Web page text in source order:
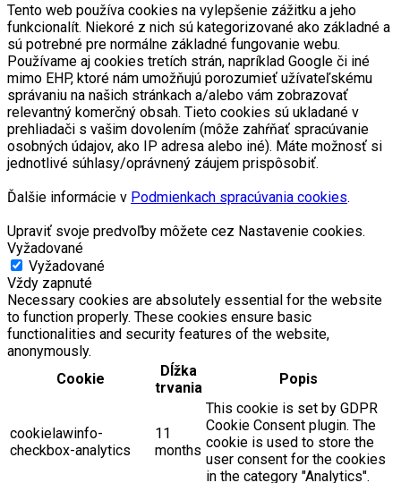
Tento web používa cookies na vylepšenie zážitku a jeho
funkcionalít. Niekoré z nich sú kategorizované ako základné a
sú potrebné pre normálne základné fungovanie webu.
Používame aj cookies tretích strán, napríklad Google či iné
mimo EHP, ktoré nám umožňujú porozumieť užívateľskému
správaniu na našich stránkach a/alebo vám zobrazovať
relevantný komerčný obsah. Tieto cookies sú ukladané v
prehliadači s vašim dovolením (môže zahŕňať spracúvanie
osobných údajov, ako IP adresa alebo iné). Máte možnosť si
jednotlivé súhlasy/oprávnený záujem prispôsobiť.
Ďalšie informácie v Podmienkach spracúvania cookies.
Upraviť svoje predvoľby môžete cez Nastavenie cookies.
Vyžadované
Vyžadované
Vždy zapnuté
Necessary cookies are absolutely essential for the website
to function properly. These cookies ensure basic
functionalities and security features of the website,
anonymously.
Cookie
Dĺžka
trvania
Popis
cookielawinfo-
checkbox-analytics
11
months
This cookie is set by GDPR
Cookie Consent plugin. The
cookie is used to store the
user consent for the cookies
in the category "Analytics".